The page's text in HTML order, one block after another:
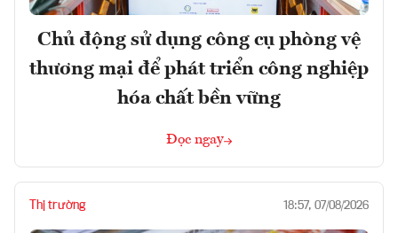
Chủ động sử dụng công cụ phòng vệ
thương mại để phát triển công nghiệp
hóa chất bền vững
Đọc ngay
Thị trường 18:57, 07/08/2026